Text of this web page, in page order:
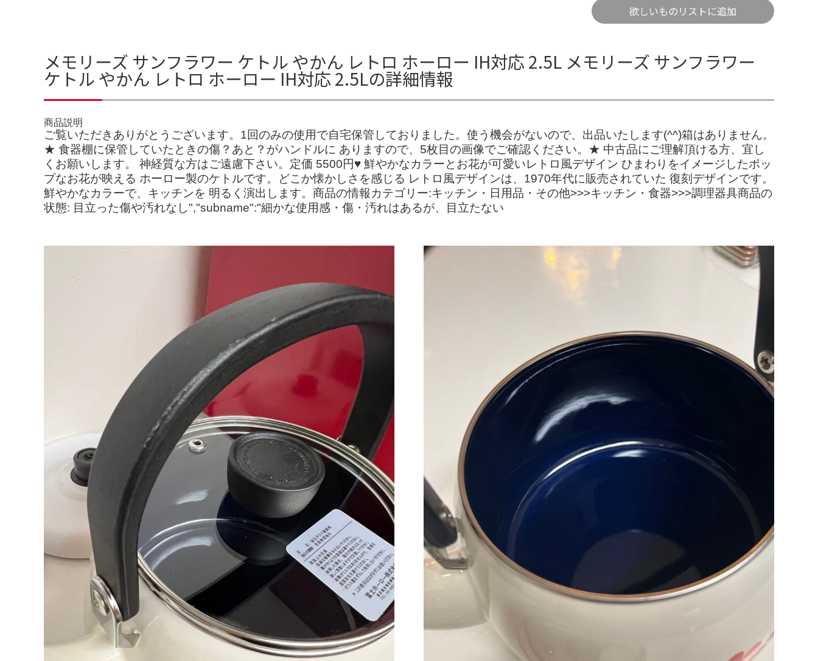
欲しいものリストに追加
メモリーズ サンフラワー ケトル やかん レトロ ホーロー IH対応 2.5L メモリーズ サンフラワー
ケトル やかん レトロ ホーロー IH対応 2.5Lの詳細情報
商品説明
ご覧いただきありがとうございます。1回のみの使用で自宅保管しておりました。使う機会がないので、出品いたします(^^)箱はありません。
★ 食器棚に保管していたときの傷？あと？がハンドルに ありますので、5枚目の画像でご確認ください。★ 中古品にご理解頂ける方、宜し
くお願いします。 神経質な方はご遠慮下さい。定価 5500円♥ 鮮やかなカラーとお花が可愛いレトロ風デザイン ひまわりをイメージしたポッ
プなお花が映える ホーロー製のケトルです。どこか懐かしさを感じる レトロ風デザインは、1970年代に販売されていた 復刻デザインです。
鮮やかなカラーで、キッチンを 明るく演出します。商品の情報カテゴリー:キッチン・日用品・その他>>>キッチン・食器>>>調理器具商品の
状態: 目立った傷や汚れなし","subname":"細かな使用感・傷・汚れはあるが、目立たない